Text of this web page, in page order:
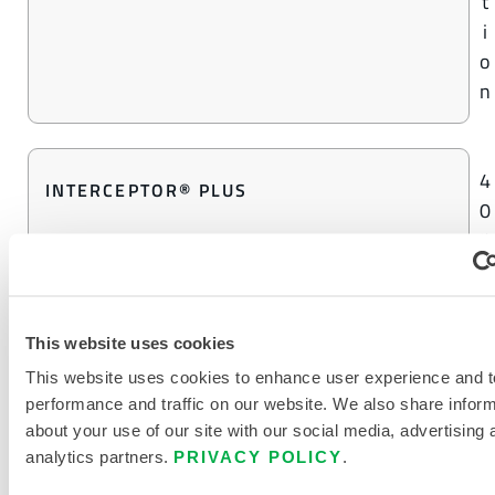
This website uses cookies
This website uses cookies to enhance user experience and
performance and traffic on our website. We also share
about your use of our site with our social media, advertising
analytics partners. PRIVACY POLICY.
i
o
n
INTERCEPTOR® PLUS
4
0
K
e
n
t